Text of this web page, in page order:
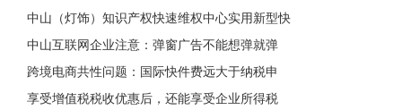
中山（灯饰）知识产权快速维权中心实用新型快
中山互联网企业注意：弹窗广告不能想弹就弹
跨境电商共性问题：国际快件费远大于纳税申
享受增值税税收优惠后，还能享受企业所得税